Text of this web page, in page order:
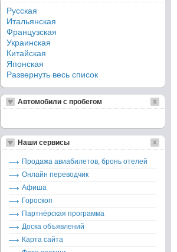
Русская
Итальянская
Французская
Украинская
Китайская
Японская
Развернуть весь список
Автомобили с пробегом
Наши сервисы
Продажа авиабилетов, бронь отелей
Онлайн переводчик
Афиша
Гороскоп
Партнёрская программа
Доска объявлений
Карта сайта